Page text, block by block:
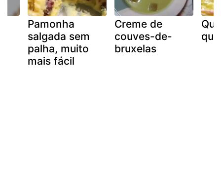
Pamonha
salgada sem
palha, muito
mais fácil
Creme de
couves-de-
bruxelas